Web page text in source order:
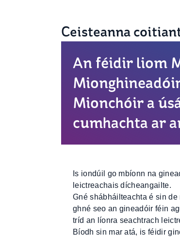
Ceisteanna
An féidir liom
Mionchóir a
cumhachta ar
Is iondúil go mbíonn na
leictreachais dícheangailte.
Gné shábháilteachta é sin
ghné seo an gineadóir féin
tríd an líonra seachtrach
Bíodh sin mar atá, is féidir